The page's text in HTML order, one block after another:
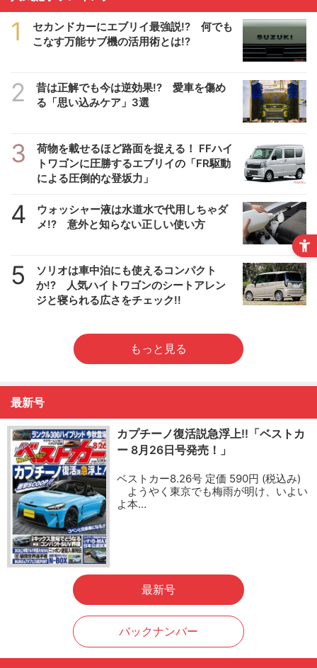
1
セカンドカーにエブリイ最強説!? 何でも
こなす万能サブ機の活用術とは!?
2
昔は正解でも今は逆効果!? 愛車を傷め
る「思い込みケア」3選
3
荷物を載せるほど路面を捉える！ FFハイ
トワゴンに圧勝するエブリイの「FR駆動
による圧倒的な登坂力」
4
ウォッシャー液は水道水で代用しちゃダ
メ!? 意外と知らない正しい使い方
5
ソリオは車中泊にも使えるコンパクト
か!? 人気ハイトワゴンのシートアレン
ジと寝られる広さをチェック!!
もっと見る
最新号
カプチーノ復活説急浮上!!「ベストカ
ー 8月26日号発売！」
ベストカー8.26号 定価 590円 (税込み)
ようやく東京でも梅雨が明け、いよい
よ本…
最新号
バックナンバー